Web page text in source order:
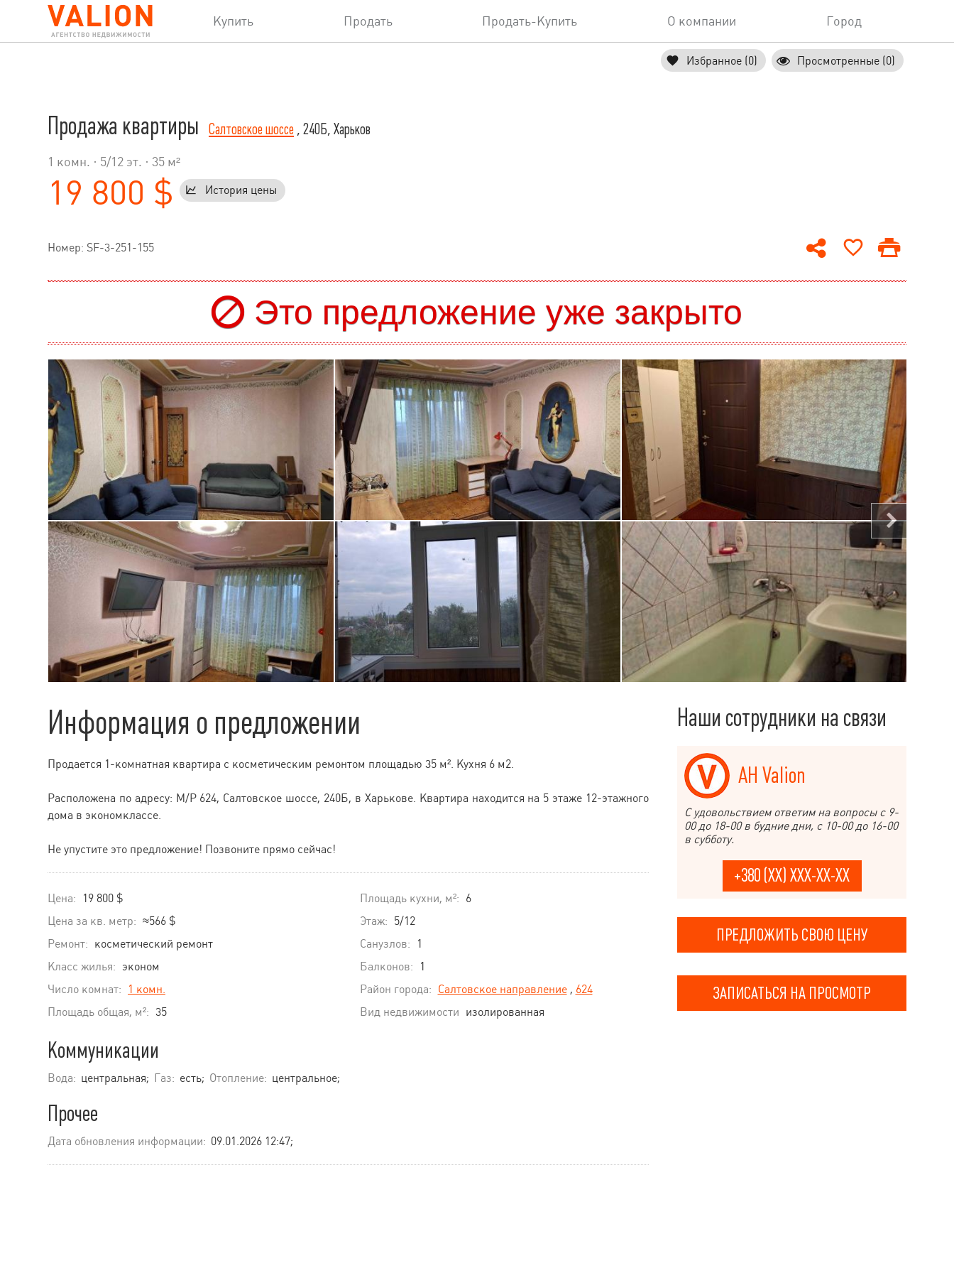
Купить Продать Продать-Купить О компании Город
Избранное (0) Просмотренные (0)
Продажа квартиры Салтовское шоссе , 240Б, Харьков
1 комн. · 5/12 эт. · 35 м²
19 800 $ История цены
Номер: SF-3-251-155
Это предложение уже закрыто
Информация о предложении
Продается 1-комнатная квартира с косметическим ремонтом площадью 35 м². Кухня 6 м2.
Расположена по адресу: М/Р 624, Салтовское шоссе, 240Б, в Харькове. Квартира находится на 5 этаже 12-этажного
дома в экономклассе.
Не упустите это предложение! Позвоните прямо сейчас!
Цена:
19 800 $
Цена за кв. метр: ≈566 $
Ремонт: косметический ремонт
Класс жилья: эконом
Число комнат:
1 комн.
Площадь общая, м²: 35
Площадь кухни, м²: 6
Этаж: 5/12
Санузлов:
1
Балконов:
1
Район города: Салтовское направление, 624
Вид недвижимости изолированная
Коммуникации
Вода: центральная; Газ: есть; Отопление: центральное;
Прочее
Дата обновления информации: 09.01.2026 12:47;
Наши сотрудники на связи
АН Valion
С удовольствием ответим на вопросы с 9-
00 до 18-00 в будние дни, с 10-00 до 16-00
в субботу.
+380 (XX) XXX-XX-XX
ПРЕДЛОЖИТЬ СВОЮ ЦЕНУ
ЗАПИСАТЬСЯ НА ПРОСМОТР